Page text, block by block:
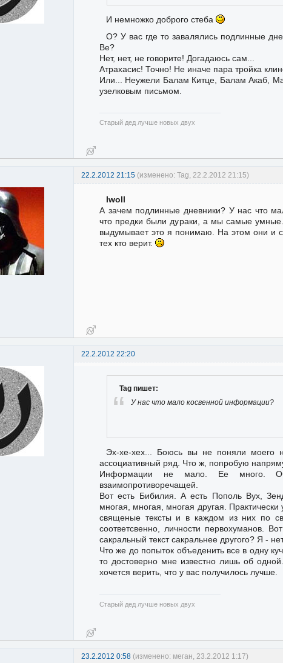
И немножко доброго стеба
О? У вас где то завалялись подлинные
Ве?
Нет, нет, не говорите! Догадаюсь сам...
Атрахасис! Точно! Не иначе пара тройка
Или... Неужели Балам Китце, Балам Акаб,
узелковым письмом.
Старый дед лучше новых двух
22.2.2012 21:15 (изменено: Tag, 22.2.2012 21:15)
Iwoll
А зачем подлинные дневники? У нас что
что предки были дураки, а мы самые
выдумывает это я понимаю. На этом они и
тех кто верит.
22.2.2012 22:20
Tag пишет:
У нас что мало косвенной информации?
Эх-хе-хех... Боюсь вы не поняли моего
ассоциативный ряд. Что ж, попробую
Информации не мало. Ее много.
взаимопротиворечащей.
Вот есть Бибилия. А есть Пополь Вух,
многая, многая, многая другая.
священые тексты и в каждом из них по
соответсвенно, личности первохуманов.
сакральный текст сакральнее другого? Я -
Что же до попыток объеденить все в одну
то достоверно мне известно лишь об
хочется верить, что у вас получилось лучше.
Старый дед лучше новых двух
23.2.2012 0:58 (изменено: меган, 23.2.2012 1:17)